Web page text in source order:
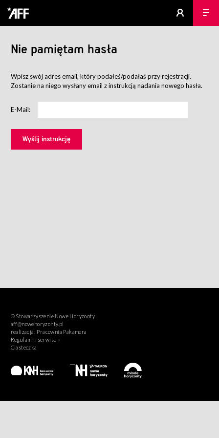
Nie pamiętam hasła
Wpisz swój adres email, który podałeś/podałaś przy rejestracji.
Zostanie na niego wysłany email z instrukcją nadania nowego hasła.
E-Mail:
© Stowarzyszenie Nowe Horyzonty
aff@nowehoryzonty.pl
realizacja: Pracownia Pakamera
Regulamin serwisu ›
Ciasteczka